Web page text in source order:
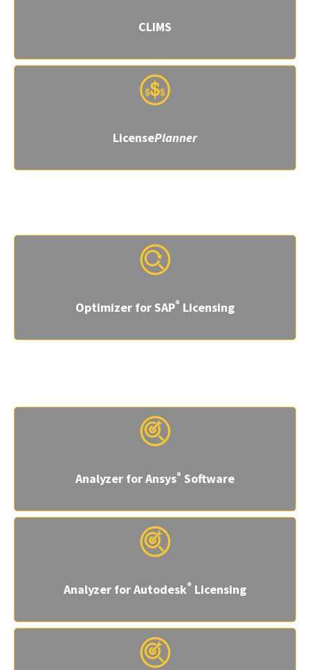
CLIMS
LicensePlanner
Optimizer for SAP® Licensing
Analyzer for Ansys® Software
Analyzer for Autodesk® Licensing